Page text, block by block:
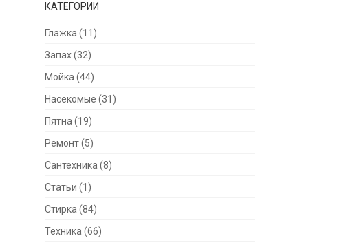
КАТЕГОРИИ
Глажка (11)
Запах(32)
Мойка (44)
Насекомые (31)
Пятна (19)
Ремонт(5)
Сантехника (8)
Статьи (1)
Стирка (84)
Техника (66)